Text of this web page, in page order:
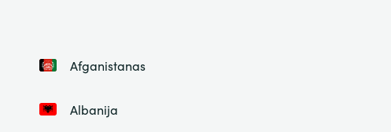
Afganistanas
Albanija